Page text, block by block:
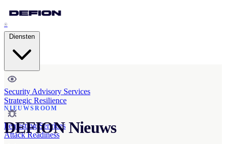
®
Security Advisory Services
Strategic Resilience
Pentesting Services
Attack Readiness
NIEUWSROOM
DEFION Nieuws